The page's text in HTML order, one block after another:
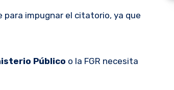
para impugnar el citatorio, ya que
Público o la FGR necesita